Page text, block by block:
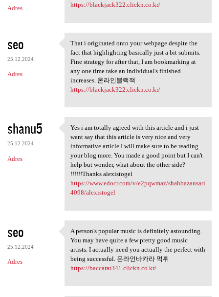
Adres
https://blackjack322.clickn.co.kr/
seo
25.12.2024
Adres
That i originated onto your
That i originated onto your webpage despite the
fact that highlighting basically just a bit submits.
Fine strategy for after that, I am bookmarking at
any one time take an individual's finished
increases. 온라인블랙잭
https://blackjack322.clickn.co.kr/
shanu5
25.12.2024
Adres
Yes i am totally agreed with
Yes i am totally agreed with this article and i just
want say that this article is very nice and very
informative article.I will make sure to be reading
your blog more. You made a good point but I can't
help but wonder, what about the other side?
!!!!!!Thanks alexistogel
https://www.edocr.com/v/e2pqwmaz/shahbazansari
4098/alexistogel
seo
25.12.2024
Adres
A person's popular music is
A person's popular music is definitely astounding.
You may have quite a few pretty good music
artists. I actually need you actually the perfect with
being successful. 온라인바카라 먹튀
https://baccarat341.clickn.co.kr/